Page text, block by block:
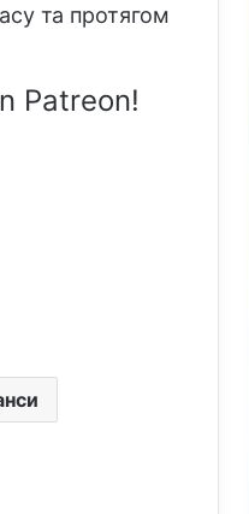
та протягом
Patreon!